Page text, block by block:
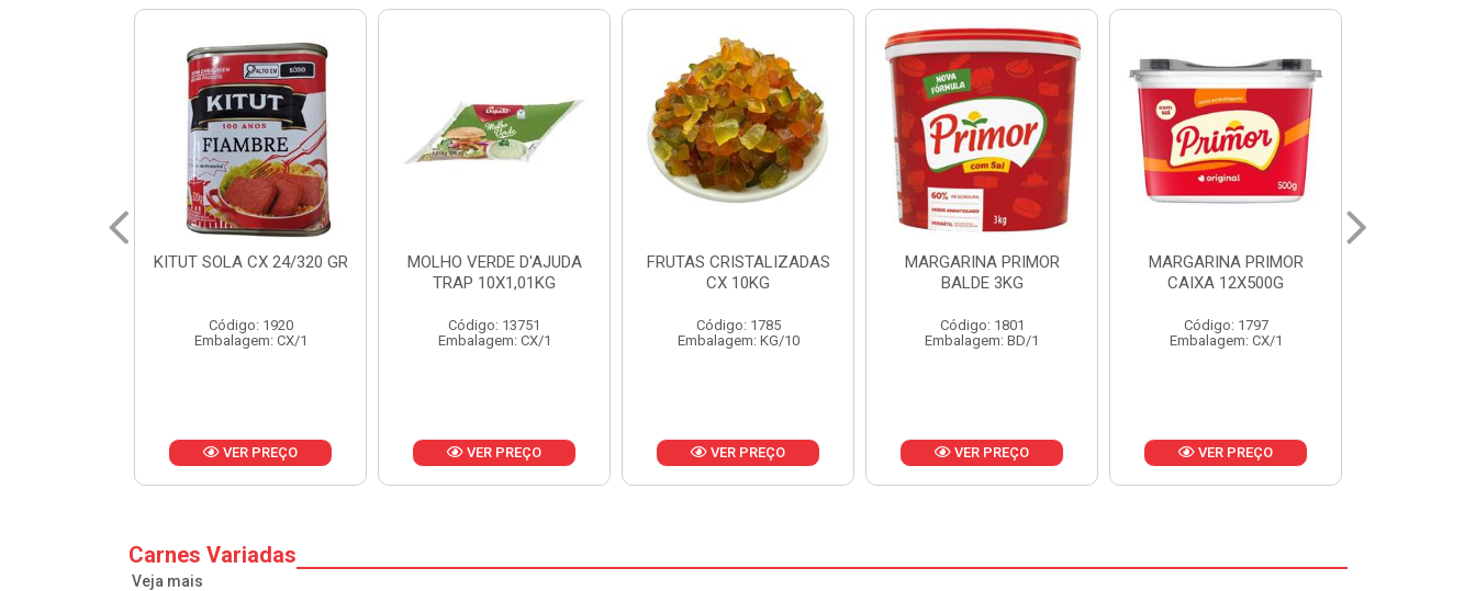
MOLHO VERDE D'AJUDA
Código: 13751
Embalagem: CX/1
VER PREÇO
FRUTAS CRISTALIZADAS
CX 10KG
Código: 1785
Embalagem: KG/10
VER PREÇO
MARGARINA PRIMOR
BALDE 3KG
Código: 1801
Embalagem: BD/1
VER PREÇO
MARGARINA PRIMOR
CAIXA 12X500G
Código: 1797
Embalagem: CX/1
VER PREÇO
MARGARINA PRIMOR CX
24X250G
Código: 1921
Embalagem: CX/1
VER PREÇO
Carnes Variadas
Veja mais